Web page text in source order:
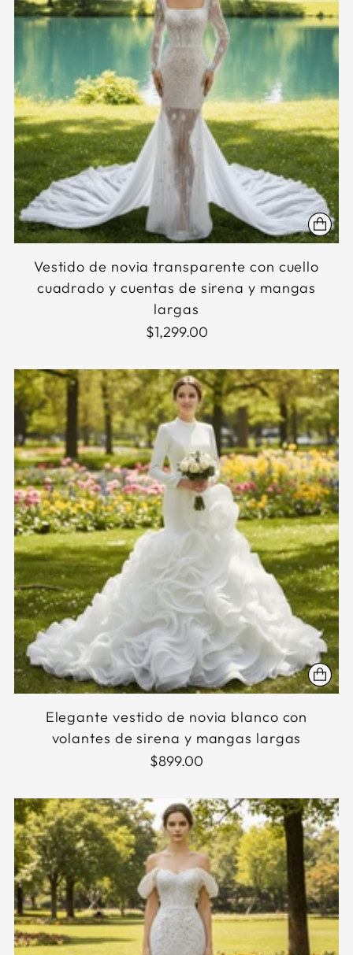
Vestido de novia transparente con cuello
cuadrado y cuentas de sirena y mangas
largas
$1,299.00
Elegante vestido de novia blanco con
volantes de sirena y mangas largas
$899.00